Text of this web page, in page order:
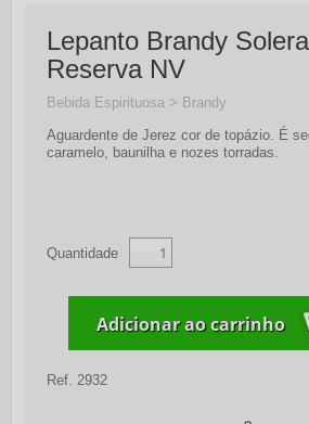
Lepanto Brandy
Reserva NV
Bebida Espirituosa > Brandy
Aguardente de Jerez cor de topázio. É
caramelo, baunilha e nozes torradas.
Quantidade
Ref. 2932